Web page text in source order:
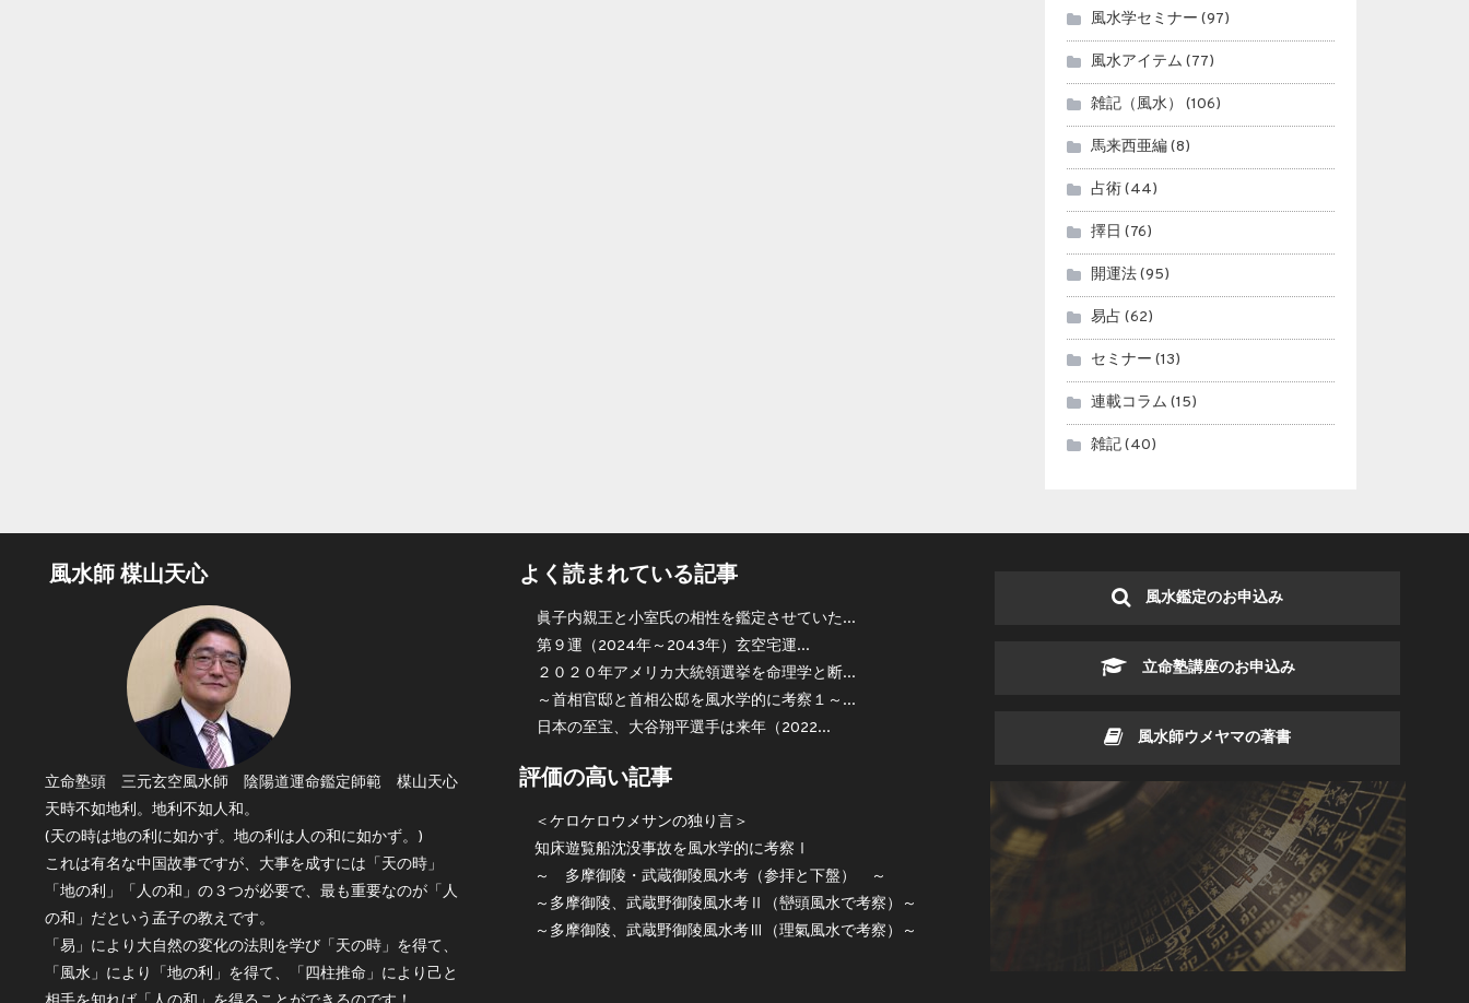
風水学セミナー (97)
風水アイテム (77)
雑記（風水） (106)
馬来西亜編(8)
占術(44)
擇日 (76)
開運法(95)
易占 (62)
セミナー (13)
連載コラム (15)
雑記(40)
風水師 楳山天心
立命塾頭 三元玄空風水師 陰陽道運命鑑定師範 楳山天心
天時不如地利。地利不如人和。
(天の時は地の利に如かず。地の利は人の和に如かず。)
これは有名な中国故事ですが、大事を成すには「天の時」
「地の利」「人の和」の３つが必要で、最も重要なのが「人
の和」だという孟子の教えです。
「易」により大自然の変化の法則を学び「天の時」を得て、
「風水」により「地の利」を得て、「四柱推命」により己と
よく読まれている記事
眞子内親王と小室氏の相性を鑑定させていた...
第９運（2024年～2043年）玄空宅運...
２０２０年アメリカ大統領選挙を命理学と断...
～首相官邸と首相公邸を風水学的に考察１～...
日本の至宝、大谷翔平選手は来年（2022...
評価の高い記事
＜ケロケロウメサンの独り言＞
知床遊覧船沈没事故を風水学的に考察Ⅰ
～ 多摩御陵・武蔵御陵風水考（参拝と下盤） ～
～多摩御陵、武蔵野御陵風水考Ⅱ（巒頭風水で考察）～
～多摩御陵、武蔵野御陵風水考Ⅲ（理氣風水で考察）～
風水鑑定のお申込み
立命塾講座のお申込み
風水師ウメヤマの著書